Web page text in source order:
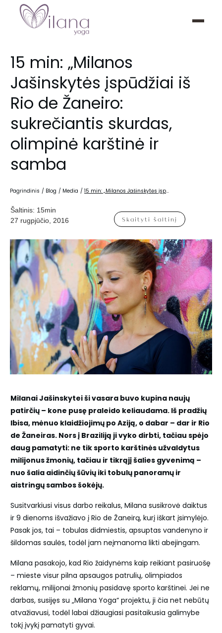
15 min: „Milanos
Jašinskytės įspūdžiai iš
Rio de Žaneiro:
sukrečiantis skurdas,
olimpinė karštinė ir
samba
Pagrindinis / Blog / Media / 15 min: „Milanos Jašinskytės įspūdžiai iš Rio de Žaneiro: sukrečiantis skurdas, olimpinė karštinė ir samba
Skaityti šaltinį
Šaltinis: 15min
27 rugpjūčio, 2016
Milanai Jašinskytei ši vasara buvo kupina naujų
patirčių – kone pusę praleido keliaudama. Iš pradžių
Ibisa, mėnuo klaidžiojimų po Aziją, o dabar – dar ir Rio
de Žaneiras. Nors į Braziliją ji vyko dirbti, tačiau spėjo
daug pamatyti: ne tik sporto karštinės užvaldytus
milijonus žmonių, tačiau ir tikrąjį šalies gyvenimą –
nuo šalia aidinčių šūvių iki tobulų panoramų ir
aistringų sambos šokėjų.
Susitvarkiusi visus darbo reikalus, Milana susikrovė daiktus
ir 9 dienoms išvažiavo į Rio de Žaneirą, kurį iškart įsimylėjo.
Pasak jos, tai – tobulas didmiestis, apsuptas vandenyno ir
šildomas saulės, todėl jam neįmanoma likti abejingam.
Milana pasakojo, kad Rio žaidynėms kaip reikiant pasiruošę
– mieste visur pilna apsaugos patrulių, olimpiados
reklamų, milijonai žmonių pasidavę sporto karštinei. Jei ne
darbas, susijęs su „Milana Yoga“ projektu, ji čia net nebūtų
atvažiavusi, todėl labai džiaugiasi pasitaikusia galimybe
tokį įvykį pamatyti gyvai.